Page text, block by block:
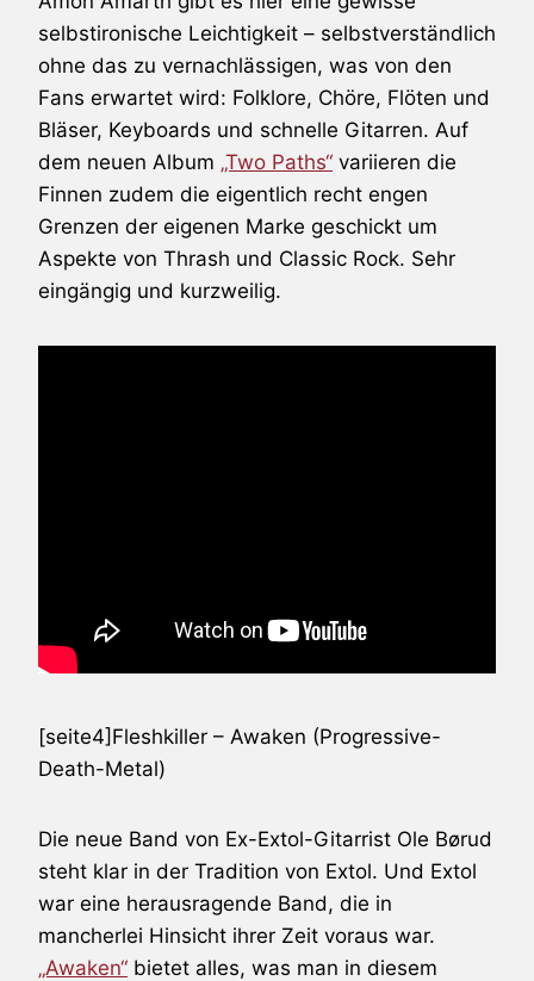
selbstironische Leichtigkeit – selbstverständlich
ohne das zu vernachlässigen, was von den
Fans erwartet wird: Folklore, Chöre, Flöten und
Bläser, Keyboards und schnelle Gitarren. Auf
dem neuen Album „Two Paths“ variieren die
Finnen zudem die eigentlich recht engen
Grenzen der eigenen Marke geschickt um
Aspekte von Thrash und Classic Rock. Sehr
eingängig und kurzweilig.
[seite4] Fleshkiller – Awaken (Progressive-
Death-Metal)
Die neue Band von Ex-Extol-Gitarrist Ole Børud
steht klar in der Tradition von Extol. Und Extol
war eine herausragende Band, die in
mancherlei Hinsicht ihrer Zeit voraus war.
„Awaken“ bietet alles, was man in diesem